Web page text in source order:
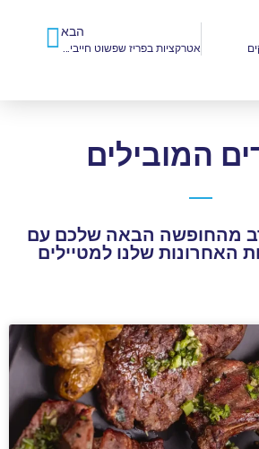
הבא
אטרקציות בפריז שפשוט חייבים לבקר בהן
המובילים
מהחופשה הבאה שלכם עם
האחרונות שלנו למטיילים